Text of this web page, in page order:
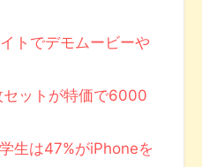
トでデモムービーや
ットが特価で6000
生は47%がiPhoneを